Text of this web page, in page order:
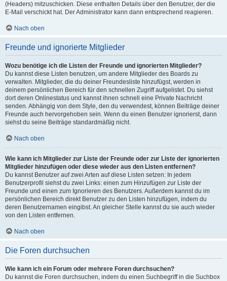
(Headers) mitzuschicken. Diese enthalten Details über den Benutzer, der die
E-Mail verschickt hat. Der Administrator kann dann entsprechend reagieren.
Nach oben
Freunde und ignorierte Mitglieder
Wozu benötige ich die Listen der Freunde und ignorierten Mitglieder?
Du kannst diese Listen benutzen, um andere Mitglieder des Boards zu
verwalten. Mitglieder, die du deiner Freundesliste hinzufügst, werden in
deinem persönlichen Bereich für den schnellen Zugriff aufgelistet. Du siehst
dort deren Onlinestatus und kannst ihnen schnell eine Private Nachricht
senden. Abhängig von dem Style, den du verwendest, können Beiträge deiner
Freunde auch hervorgehoben sein. Wenn du einen Benutzer ignorierst, dann
siehst du seine Beiträge standardmäßig nicht.
Nach oben
Wie kann ich Mitglieder zur Liste der Freunde oder zur Liste der ignorierten
Mitglieder hinzufügen oder diese wieder aus den Listen entfernen?
Du kannst Benutzer auf zwei Arten auf diese Listen setzen: In jedem
Benutzerprofil siehst du zwei Links: einen zum Hinzufügen zur Liste der
Freunde und einen zum Ignorieren des Benutzers. Außerdem kannst du im
persönlichen Bereich direkt Benutzer zu den Listen hinzufügen, indem du
deren Benutzernamen eingibst. An gleicher Stelle kannst du sie auch wieder
von den Listen entfernen.
Nach oben
Die Foren durchsuchen
Wie kann ich ein Forum oder mehrere Foren durchsuchen?
Du kannst die Foren durchsuchen, indem du einen Suchbegriff in die Suchbox